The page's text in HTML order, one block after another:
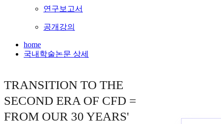
연구보고서
공개강의
home
국내학술논문 상세
TRANSITION TO THE
SECOND ERA OF CFD =
FROM OUR 30 YEARS'